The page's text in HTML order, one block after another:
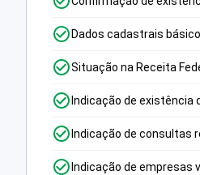
Dados cadastrais
Situação na Receita
Indicação de existência
Indicação de consultas
Indicação de empresas